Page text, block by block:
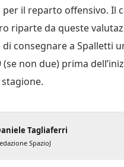
per il reparto offensivo. Il
riparte da queste
di consegnare a Spalletti
non due) prima
Tagliaferri
SpazioJ